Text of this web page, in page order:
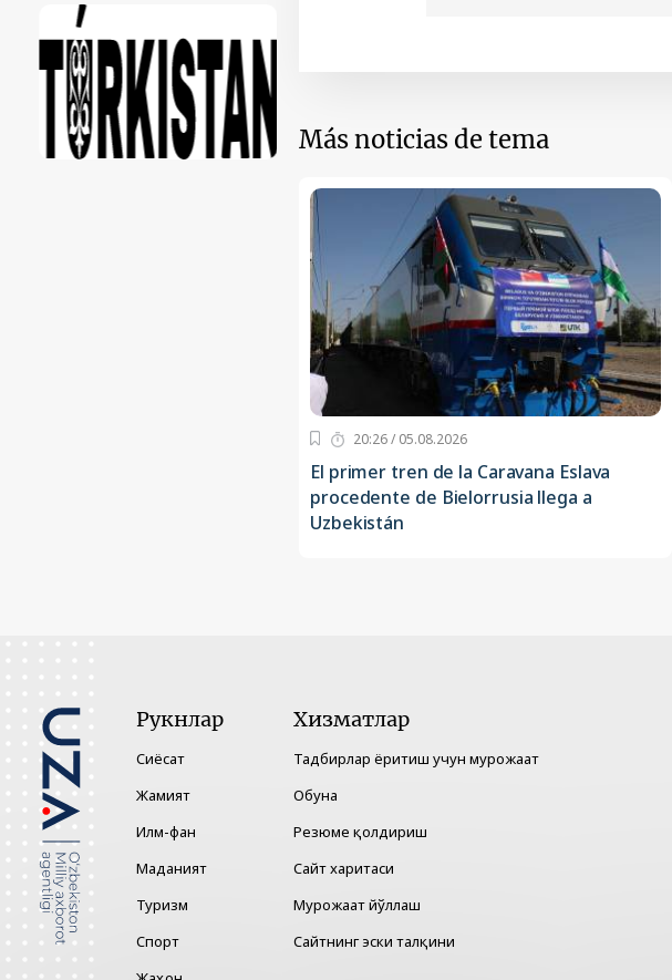
Más noticias de tema
20:26 / 05.08.2026
El primer tren de la Caravana Eslava
procedente de Bielorrusia llega a
Uzbekistán
Рукнлар
Сиёсат
Жамият
Илм-фан
Маданият
Туризм
Спорт
Хизматлар
Тадбирлар ёритиш учун мурожаат
Обуна
Резюме қолдириш
Сайт харитаси
Мурожаат йўллаш
Сайтнинг эски талқини